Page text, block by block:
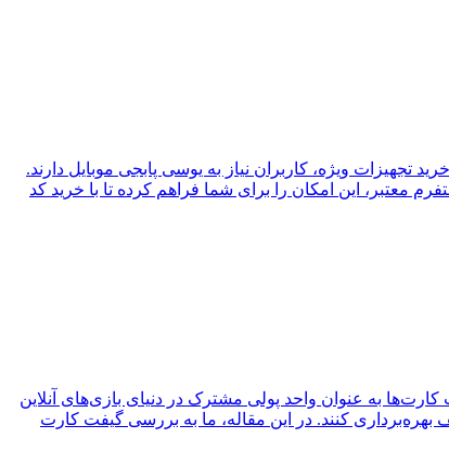
تجهیزات ویژه، کاربران نیاز به یوسی پابجی موبایل دارند.
معتبر، این امکان را برای شما فراهم کرده تا با خرید کد
به عنوان واحد پولی مشترک در دنیای بازی‌های آنلاین
بهره‌برداری کنند. در این مقاله، ما به بررسی گیفت کارت